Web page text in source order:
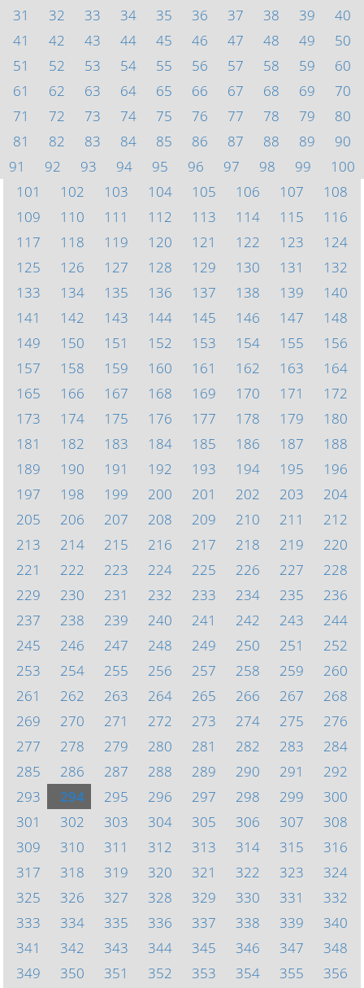
31
32 33 34 35 36 37 38 39
40
41
42 43 44 45 46 47 48 49
50
51
52 53 54 55 56 57 58 59
60
61
62 63 64 65 66 67 68 69
70
71
72 73 74 75 76 77 78 79
80
81
82 83 84 85 86 87 88 89
90
91
92 93 94 95 96 97 98 99
100
101
102 103 104 105 106 107
108
109
110 111 112 113 114 115
116
117
118 119 120 121 122 123
124
125
126 127 128 129 130 131
132
133
134 135 136 137 138 139
140
141
142 143 144 145 146 147
148
149
150 151 152 153 154 155
156
157
158 159 160 161 162 163
164
165
166 167 168 169 170 171
172
173
174 175 176 177 178 179
180
181
182 183 184 185 186 187
188
189
190 191 192 193 194 195
196
197
198 199 200 201 202 203
204
205
206 207 208 209 210 211
212
213
214 215 216 217 218 219
220
221
222 223 224 225 226 227
228
229
230 231 232 233 234 235
236
237
238 239 240 241 242 243
244
245
246 247 248 249 250 251
252
253
254 255 256 257 258 259
260
261
262 263 264 265 266 267
268
269
270 271 272 273 274 275
276
277
278 279 280 281 282 283
284
285
286 287 288 289 290 291
292
293
294 295 296 297 298 299
300
301
302 303 304 305 306 307
308
309
310 311 312 313 314 315
316
317
318 319 320 321 322 323
324
325
326 327 328 329 330 331
332
333
334 335 336 337 338 339
340
341
342 343 344 345 346 347
348
349
350 351 352 353 354 355 356